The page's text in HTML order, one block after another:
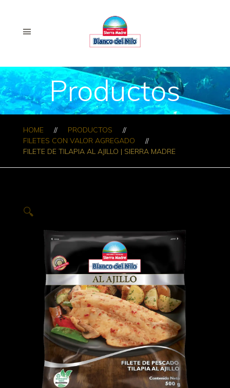
Productos
HOME
PRODUCTOS
FILETES CON VALOR AGREGADO
FILETE DE TILAPIA AL AJILLO | SIERRA MADRE
🔍